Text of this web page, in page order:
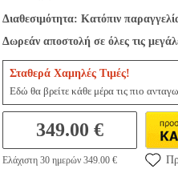
Διαθεσιμότητα: Κατόπιν
Δωρεάν αποστολή σε όλες τις
Σταθερά Χαμηλές Τιμές!
Εδώ θα βρείτε κάθε μέρα τις πιο
349.00 €
Ελάχιστη 30 ημερών 349.00 €